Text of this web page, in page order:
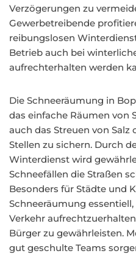
Verzögerungen zu
Gewerbetreibende
reibungslosen
Betrieb auch bei
aufrechterhalten werden
Die Schneeräumung in
das einfache Räumen von
auch das Streuen von
Stellen zu sichern. Durch
Winterdienst wird
Schneefällen die Straßen
Besonders für Städte und
Schneeräumung
Verkehr
Bürger zu gewährleisten.
gut geschulte Teams